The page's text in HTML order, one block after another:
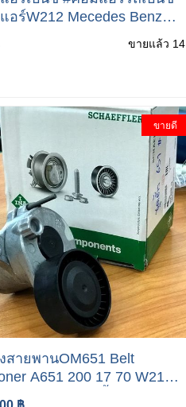
อร์W212 Mecedes Benz
คอมแอร์ Benz W212 E200
ขายแล้ว 14
ขายดี
สายพานOM651 Belt
A651 200 17 70 W212